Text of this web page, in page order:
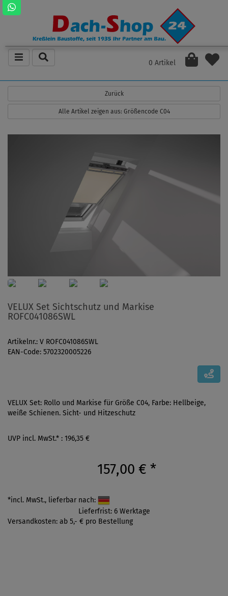
0 Artikel
Zurück
Alle Artikel zeigen aus: Größencode C04
VELUX Set Sichtschutz und Markise
ROFC041086SWL
Artikelnr.: V ROFC041086SWL
EAN-Code: 5702320005226
VELUX Set: Rollo und Markise für Größe C04, Farbe: Hellbeige,
weiße Schienen. Sicht- und Hitzeschutz
UVP incl. MwSt.* : 196,35 €
157,00 € *
*incl. MwSt., lieferbar nach:
Lieferfrist: 6 Werktage
Versandkosten: ab 5,- € pro Bestellung